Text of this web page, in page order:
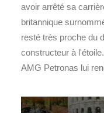
avoir arrêté sa
britannique
resté très proche du
constructeur à
AMG Petronas lui